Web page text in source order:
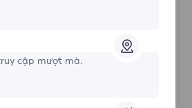
cập mượt mà.